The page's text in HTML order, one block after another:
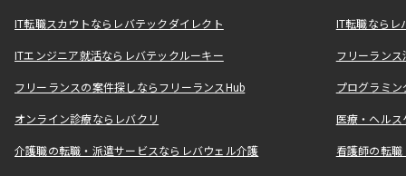
IT転職スカウトならレバテックダイレクト IT転職なら
ITエンジニア就活ならレバテックルーキー フリーラン
フリーランスの案件探しならフリーランスHub プログラミ
オンライン診療ならレバクリ 医療・ヘル
介護職の転職・派遣サービスならレバウェル介護 看護師の転